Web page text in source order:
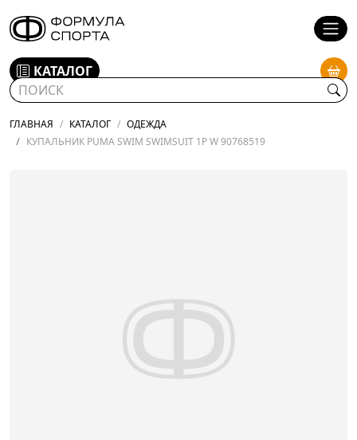
КАТАЛОГ
ГЛАВНАЯ КАТАЛОГ
ОДЕЖДА
КУПАЛЬНИК PUMA SWIM SWIMSUIT 1P W 90768519